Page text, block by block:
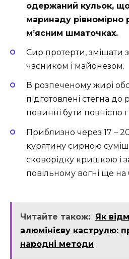
одержаний кульок,
маринаду рівномірно
м’ясним шматочках.
Сир протерти, змішати
часником і майонезом.
В розпеченому жирі
підготовлені стегна до
повинні бути повністю
Приблизно через 17 –
курятину сирною
сковорідку кришкою і
повільному вогні ще на
Читайте також: Як
алюмінієву каструлю:
народні методи